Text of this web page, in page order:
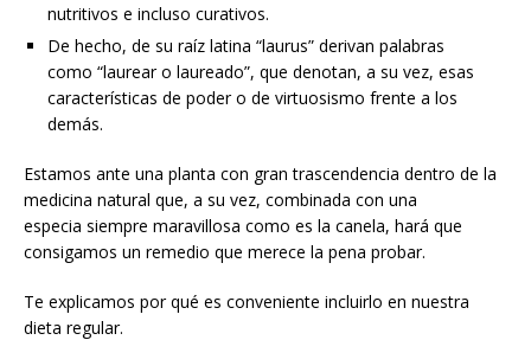
nutritivos e incluso curativos.
De hecho, de su raíz latina “laurus” derivan palabras
como “laurear o laureado”, que denotan, a su vez, esas
características de poder o de virtuosismo frente a los
demás.
Estamos ante una planta con gran trascendencia dentro de la
medicina natural que, a su vez, combinada con una
especia siempre maravillosa como es la canela, hará que
consigamos un remedio que merece la pena probar.
Te explicamos por qué es conveniente incluirlo en nuestra
dieta regular.